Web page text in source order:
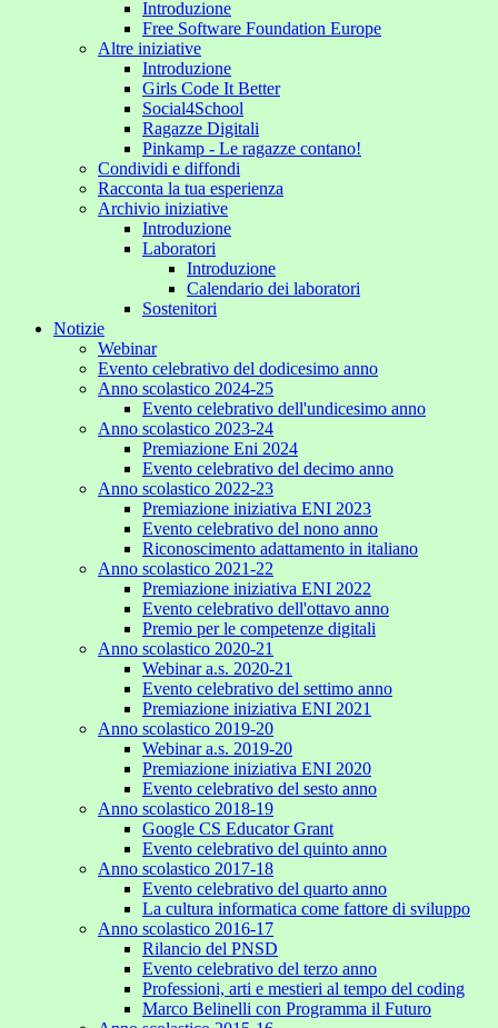
Introduzione
Free Software Foundation Europe
Altre iniziative
Introduzione
Girls Code It Better
Social4School
Ragazze Digitali
Pinkamp - Le ragazze contano!
Condividi e diffondi
Racconta la tua esperienza
Archivio iniziative
Introduzione
Laboratori
Introduzione
Calendario dei laboratori
Sostenitori
Notizie
Webinar
Evento celebrativo del dodicesimo anno
Anno scolastico 2024-25
Evento celebrativo dell'undicesimo anno
Anno scolastico 2023-24
Premiazione Eni 2024
Evento celebrativo del decimo anno
Anno scolastico 2022-23
Premiazione iniziativa ENI 2023
Evento celebrativo del nono anno
Riconoscimento adattamento in italiano
Anno scolastico 2021-22
Premiazione iniziativa ENI 2022
Evento celebrativo dell'ottavo anno
Premio per le competenze digitali
Anno scolastico 2020-21
Webinar a.s. 2020-21
Evento celebrativo del settimo anno
Premiazione iniziativa ENI 2021
Anno scolastico 2019-20
Webinar a.s. 2019-20
Premiazione iniziativa ENI 2020
Evento celebrativo del sesto anno
Anno scolastico 2018-19
Google CS Educator Grant
Evento celebrativo del quinto anno
Anno scolastico 2017-18
Evento celebrativo del quarto anno
La cultura informatica come fattore di sviluppo
Anno scolastico 2016-17
Rilancio del PNSD
Evento celebrativo del terzo anno
Professioni, arti e mestieri al tempo del coding
Marco Belinelli con Programma il Futuro